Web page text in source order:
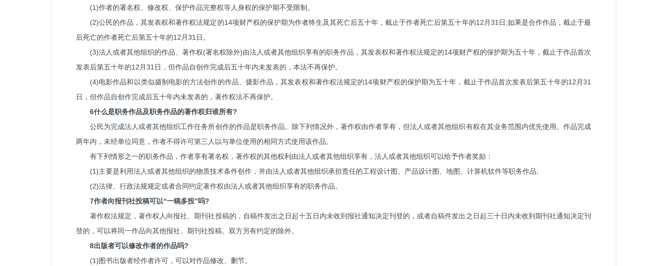
(1)作者的署名权、修改权、保护作品完整权等人身权的保护期不受限制。
(2)公民的作品，其发表权和著作权法规定的14项财产权的保护期为作者终生及其死亡后五十年，截止于作者死亡后第五十年的12月31日;如果是合作作品，截止于最
后死亡的作者死亡后第五十年的12月31日。
(3)法人或者其他组织的作品、著作权(署名权除外)由法人或者其他组织享有的职务作品，其发表权和著作权法规定的14项财产权的保护期为五十年，截止于作品首次
发表后第五十年的12月31日，但作品自创作完成后五十年内未发表的，本法不再保护。
(4)电影作品和以类似摄制电影的方法创作的作品、摄影作品，其发表权和著作权法规定的14项财产权的保护期为五十年，截止于作品首次发表后第五十年的12月31
日，但作品自创作完成后五十年内未发表的，著作权法不再保护。
6什么是职务作品及职务作品的著作权归谁所有?
公民为完成法人或者其他组织工作任务所创作的作品是职务作品。除下列情况外，著作权由作者享有，但法人或者其他组织有权在其业务范围内优先使用。作品完成
两年内，未经单位同意，作者不得许可第三人以与单位使用的相同方式使用该作品。
有下列情形之一的职务作品，作者享有署名权，著作权的其他权利由法人或者其他组织享有，法人或者其他组织可以给予作者奖励：
(1)主要是利用法人或者其他组织的物质技术条件创作，并由法人或者其他组织承担责任的工程设计图、产品设计图、地图、计算机软件等职务作品;
(2)法律、行政法规规定或者合同约定著作权由法人或者其他组织享有的职务作品。
7作者向报刊社投稿可以“一稿多投”吗?
著作权法规定，著作权人向报社、期刊社投稿的，自稿件发出之日起十五日内未收到报社通知决定刊登的，或者自稿件发出之日起三十日内未收到期刊社通知决定刊
登的，可以将同一作品向其他报社、期刊社投稿。双方另有约定的除外。
8出版者可以修改作者的作品吗?
(1)图书出版者经作者许可，可以对作品修改、删节。